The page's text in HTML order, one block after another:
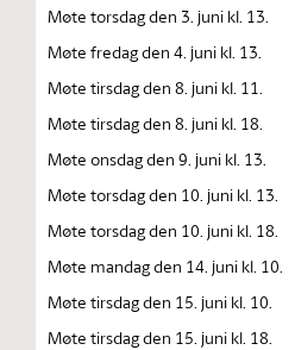
Møte torsdag den 3. juni kl. 13.
Møte fredag den 4. juni kl. 13.
Møte tirsdag den 8. juni kl. 11.
Møte tirsdag den 8. juni kl. 18.
Møte onsdag den 9. juni kl. 13.
Møte torsdag den 10. juni kl. 13.
Møte torsdag den 10. juni kl. 18.
Møte mandag den 14. juni kl. 10.
Møte tirsdag den 15. juni kl. 10.
Møte tirsdag den 15. juni kl. 18.